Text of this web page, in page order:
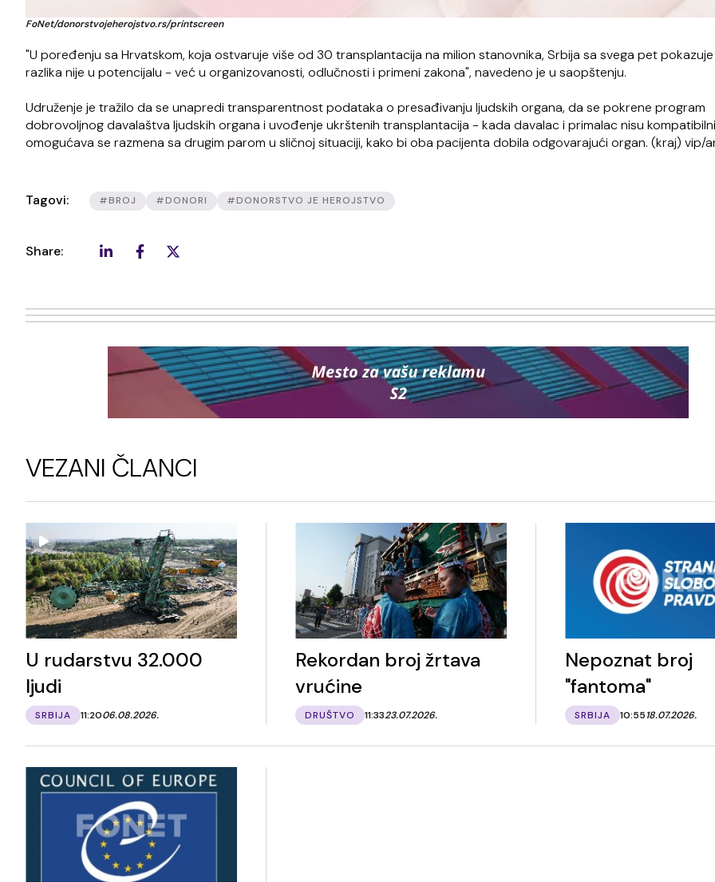
FoNet/donorstvojeherojstvo.rs/printscreen
"U poređenju sa Hrvatskom, koja ostvaruje više od 30 transplantacija na milion stanovnika, Srbija sa svega pet
razlika nije u potencijalu - već u organizovanosti, odlučnosti i primeni zakona", navedeno je u saopštenju.
Udruženje je tražilo da se unapredi transparentnost podataka o presađivanju ljudskih organa, da se pokrene program
dobrovoljnog davalaštva ljudskih organa i uvođenje ukrštenih transplantacija - kada davalac i primalac nisu kompatibilni
omogućava se razmena sa drugim parom u sličnoj situaciji, kako bi oba pacijenta dobila odgovarajući organ. (kraj) vip/
Tagovi: #BROJ #DONORI #DONORSTVO JE HEROJSTVO
Share:
VEZANI ČLANCI
U rudarstvu 32.000
ljudi
SRBIJA 11:2006.08.2026.
Rekordan broj žrtava
vrućine
DRUŠTVO 11:3323.07.2026.
Nepoznat broj
"fantoma"
SRBIJA 10:5518.07.2026.